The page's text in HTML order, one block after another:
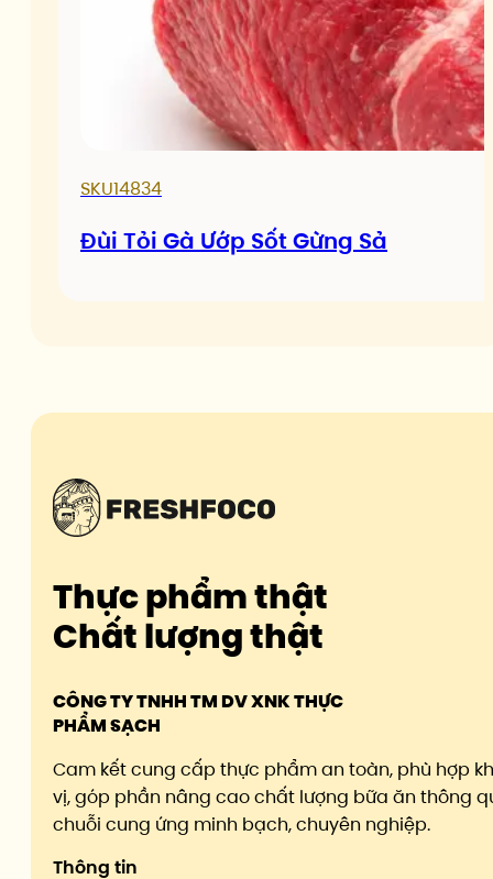
SKU14834
Đùi Tỏi Gà Ướp Sốt Gừng Sả
Thực phẩm thật
Chất lượng thật
CÔNG TY TNHH TM DV XNK THỰC
PHẨM SẠCH
Cam kết cung cấp thực phẩm an toàn, phù hợp
vị, góp phần nâng cao chất lượng bữa ăn thông
chuỗi cung ứng minh bạch, chuyên nghiệp.
Thông tin